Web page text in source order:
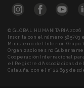
© GLOBAL HUMANITARIA 2026
Inscrita con el número
Ministerio del Interior, Grupo
Organizaciones no
Cooperación Internacional
el Registre d'Associacions
Cataluña, con el n° 22.695